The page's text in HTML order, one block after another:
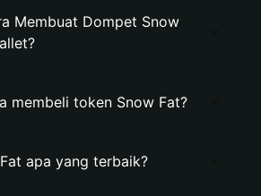
Membuat Dompet Snow
membeli token Snow Fat?
apa yang terbaik?